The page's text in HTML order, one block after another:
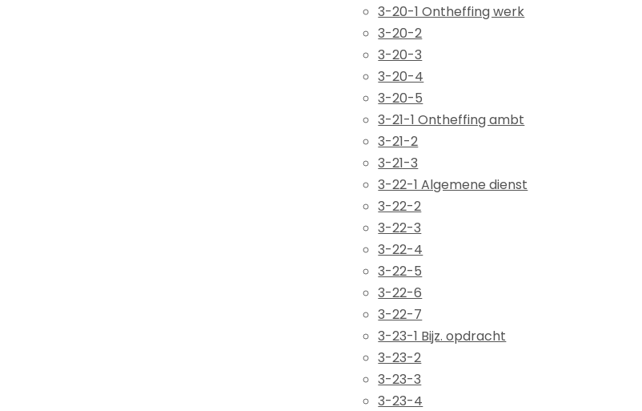
3-20-1 Ontheffing werk
3-20-2
3-20-3
3-20-4
3-20-5
3-21-1 Ontheffing ambt
3-21-2
3-21-3
3-22-1 Algemene dienst
3-22-2
3-22-3
3-22-4
3-22-5
3-22-6
3-22-7
3-23-1 Bijz. opdracht
3-23-2
3-23-3
3-23-4